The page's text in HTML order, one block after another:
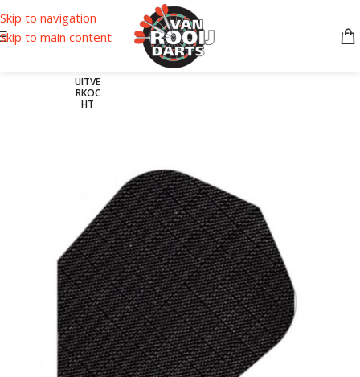
Skip to navigation
Skip to main content
UITVE
RKOC
HT